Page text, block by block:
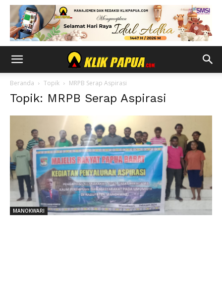
Beranda Topik MRPB Serap Aspirasi
Topik: MRPB Serap Aspirasi
MANOKWARI